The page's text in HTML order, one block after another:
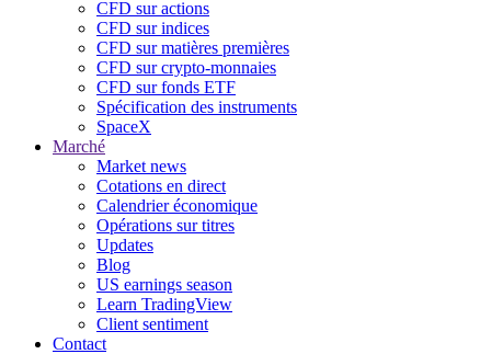
CFD sur actions
CFD sur indices
CFD sur matières premières
CFD sur crypto-monnaies
CFD sur fonds ETF
Spécification des instruments
SpaceX
Marché
Market news
Cotations en direct
Calendrier économique
Opérations sur titres
Updates
Blog
US earnings season
Learn TradingView
Client sentiment
Contact